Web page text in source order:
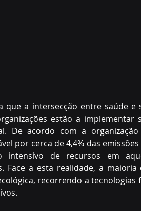
que a intersecção entre saúde
estão a
De acordo com a
por cerca de 4,4% das
intensivo de recursos em
Face a esta realidade, a
recorrendo a